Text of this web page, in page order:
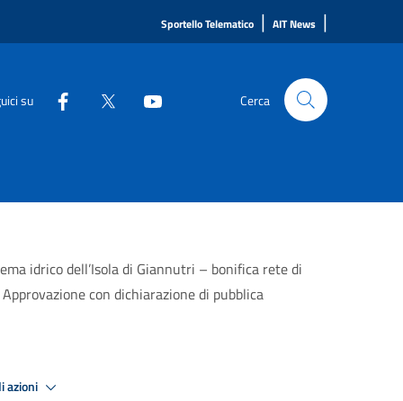
Sportello Telematico | AIT News |
su Cerca
idrico dell’Isola di Giannutri – bonifica rete di
con dichiarazione di pubblica
azioni